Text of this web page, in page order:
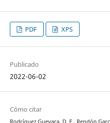
PDF XPS
Publicado
2022-06-02
Cómo citar
Rodríguez Guevara, D. E., Rendón